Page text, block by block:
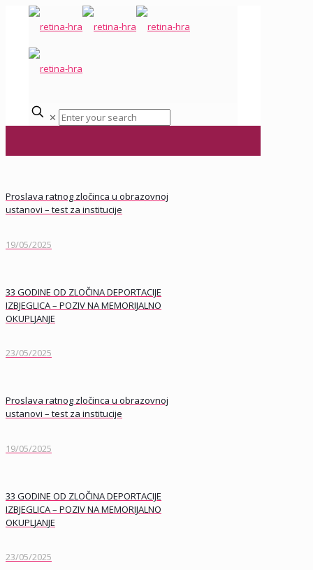
✕
Proslava ratnog zločinca u obrazovnoj
ustanovi – test za institucije
19/05/2025
33 GODINE OD ZLOČINA DEPORTACIJE
IZBJEGLICA – POZIV NA MEMORIJALNO
OKUPLJANJE
23/05/2025
Proslava ratnog zločinca u obrazovnoj
ustanovi – test za institucije
19/05/2025
33 GODINE OD ZLOČINA DEPORTACIJE
IZBJEGLICA – POZIV NA MEMORIJALNO
OKUPLJANJE
23/05/2025